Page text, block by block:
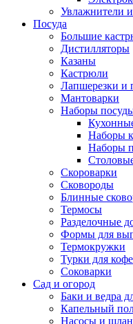
Увлажнители и
Посуда
Большие
Дистилляторы
Казаны
Кастрюли
Лапшерезки и
Мантоварки
Наборы
Наборы
Наборы
Скороварки
Сковороды
Блинные
Термосы
Разделочные
Формы для
Термокружки
Турки для кофе
Соковарки
Сад и огород
Баки и ведра
Капельный
Насосы и